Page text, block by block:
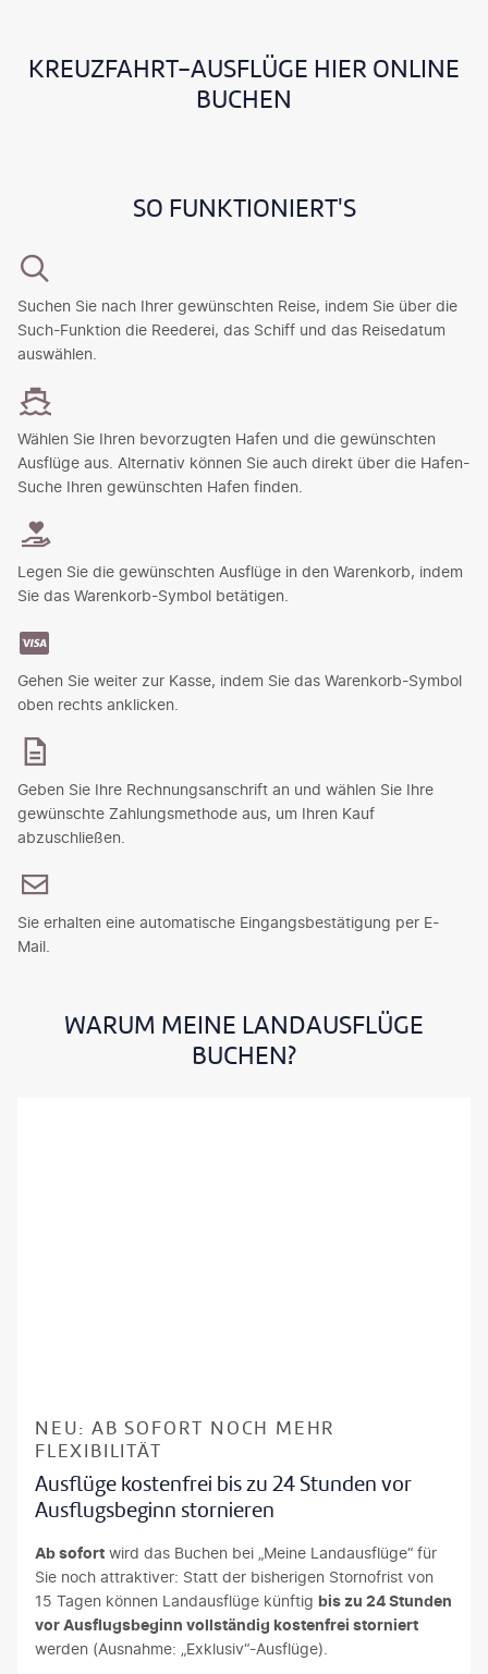
KREUZFAHRT-AUSFLÜGE HIER ONLINE
BUCHEN
SO FUNKTIONIERT'S
Suchen Sie nach Ihrer gewünschten Reise, indem Sie über die
Such-Funktion die Reederei, das Schiff und das Reisedatum
auswählen.
Wählen Sie Ihren bevorzugten Hafen und die gewünschten
Ausflüge aus. Alternativ können Sie auch direkt über die Hafen-
Suche Ihren gewünschten Hafen finden.
Legen Sie die gewünschten Ausflüge in den Warenkorb, indem
Sie das Warenkorb-Symbol betätigen.
Gehen Sie weiter zur Kasse, indem Sie das Warenkorb-Symbol
oben rechts anklicken.
Geben Sie Ihre Rechnungsanschrift an und wählen Sie Ihre
gewünschte Zahlungsmethode aus, um Ihren Kauf
abzuschließen.
Sie erhalten eine automatische Eingangsbestätigung per E-
Mail.
WARUM MEINE LANDAUSFLÜGE
BUCHEN?
NEU: AB SOFORT NOCH MEHR
FLEXIBILITÄT
Ausflüge kostenfrei bis zu 24 Stunden vor
Ausflugsbeginn stornieren
Ab sofort wird das Buchen bei „Meine Landausflüge“ für
Sie noch attraktiver: Statt der bisherigen Stornofrist von
15 Tagen können Landausflüge künftig bis zu 24 Stunden
vor Ausflugsbeginn vollständig kostenfrei storniert
werden (Ausnahme: „Exklusiv“-Ausflüge).